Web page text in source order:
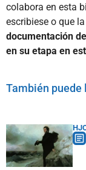
colabora en esta
escribiese o que
documentación
en su etapa en
También puede